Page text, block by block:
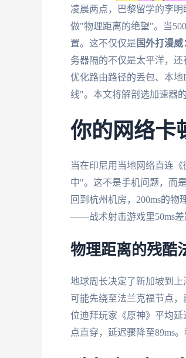
凌晨两点，巴黎留学的李
做"物理距离的绝望"。当
置。这不仅仅是 国外打漫
务器隔的不仅是太平洋，
优化路由路径的丢包、本
线"。本文将解剖选加速器
你的网络卡
当在印尼用当地网络直连
中"。这不是手机问题，而
回到杭州机房，200ms的物
——战术射击游戏里50ms差
物理距离的残酷
地球周长决定了新加坡到
可能先绕至法兰克福节点
位迪拜玩家《原神》平均
点直穿，延迟骤降至89ms